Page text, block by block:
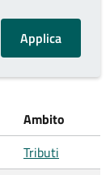
Ambito
Tributi